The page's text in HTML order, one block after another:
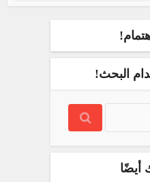
البحث!
أيضًا